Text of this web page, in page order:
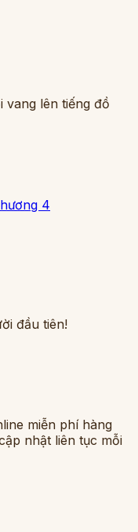
vang lên tiếng đồ
4
đầu tiên!
miễn phí hàng
nhật liên tục mỗi